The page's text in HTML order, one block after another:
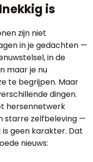
is
zijn niet
in je gedachten —
in de
maar je nu
te begrijpen. Maar
dingen.
hersennetwerk
starre zelfbeleving —
geen karakter. Dat
nieuws: